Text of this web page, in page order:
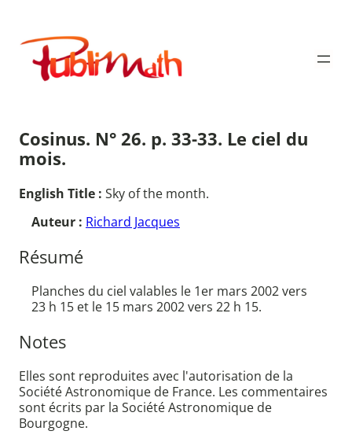
contenu
Publimath
Cosinus. N° 26. p. 33-33. Le ciel du
mois.
English Title : Sky of the month.
Auteur : Richard Jacques
Résumé
Planches du ciel valables le 1er mars 2002 vers
23 h 15 et le 15 mars 2002 vers 22 h 15.
Notes
Elles sont reproduites avec l'autorisation de la
Société Astronomique de France. Les commentaires
sont écrits par la Société Astronomique de
Bourgogne.